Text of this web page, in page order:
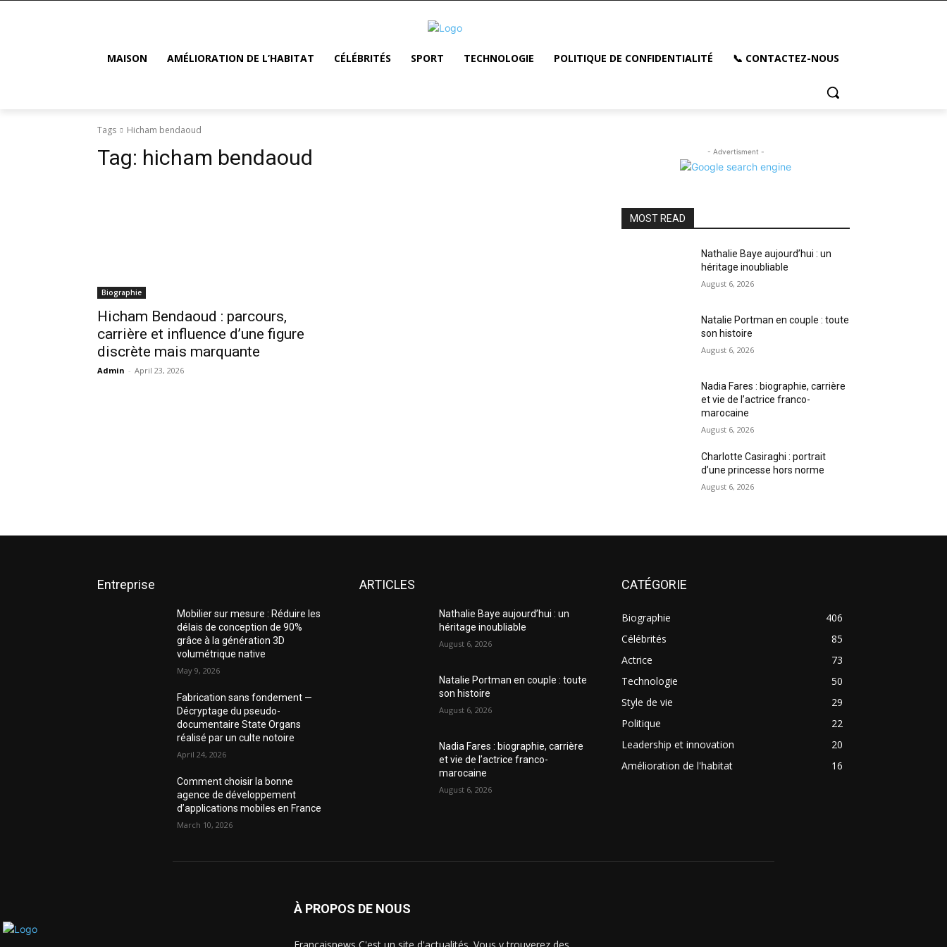
MAISON AMÉLIORATION DE L’HABITAT CÉLÉBRITÉS SPORT TECHNOLOGIE POLITIQUE DE CONFIDENTIALITÉ 📞 CONTACTEZ-NOUS
Tags Hicham bendaoud
Tag: hicham bendaoud
Biographie
Hicham Bendaoud : parcours,
carrière et influence d’une figure
discrète mais marquante
Admin - April 23, 2026
- Advertisment -
MOST READ
Nathalie Baye aujourd’hui : un
héritage inoubliable
August 6, 2026
Natalie Portman en couple : toute
son histoire
August 6, 2026
Nadia Fares : biographie, carrière
et vie de l’actrice franco-
marocaine
August 6, 2026
Charlotte Casiraghi : portrait
d’une princesse hors norme
August 6, 2026
Entreprise
Mobilier sur mesure : Réduire les
délais de conception de 90%
grâce à la génération 3D
volumétrique native
May 9, 2026
Fabrication sans fondement —
Décryptage du pseudo-
documentaire State Organs
réalisé par un culte notoire
April 24, 2026
Comment choisir la bonne
agence de développement
d’applications mobiles en France
March 10, 2026
ARTICLES
Nathalie Baye aujourd’hui : un
héritage inoubliable
August 6, 2026
Natalie Portman en couple : toute
son histoire
August 6, 2026
Nadia Fares : biographie, carrière
et vie de l’actrice franco-
marocaine
August 6, 2026
CATÉGORIE
Biographie
406
Célébrités
85
Actrice
73
Technologie
50
Style de vie
29
Politique
22
Leadership et innovation
20
Amélioration de l'habitat
16
À PROPOS DE NOUS